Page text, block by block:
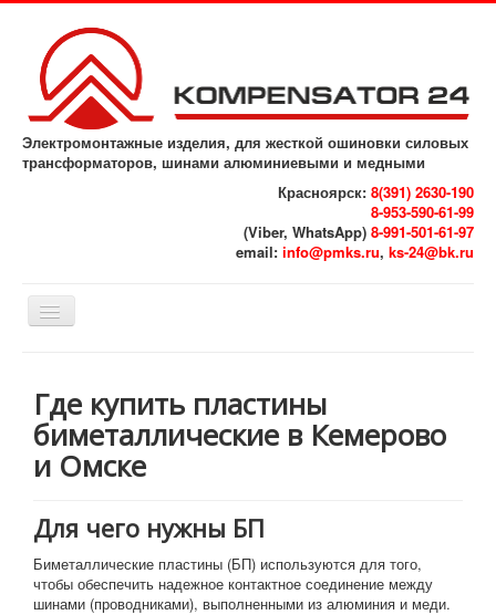
Электромонтажные изделия, для жесткой ошиновки силовых
трансформаторов, шинами алюминиевыми и медными
Красноярск: 8(391) 2630-190
8-953-590-61-99
(Viber, WhatsApp) 8-991-501-61-97
email: info@pmks.ru, ks-24@bk.ru
Включить/
выключить
Выполненные работы
Референс - лист
Реквизиты
Статьи
Где купить пластины
биметаллические в Кемерово
и Омске
Для чего нужны БП
Биметаллические пластины (БП) используются для того,
чтобы обеспечить надежное контактное соединение между
шинами (проводниками), выполненными из алюминия и меди.